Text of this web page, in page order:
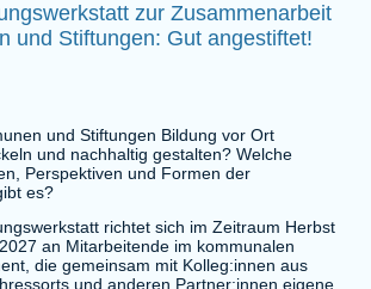
zur Zusammenarbeit
und Stiftungen: Gut angestiftet!
und Stiftungen Bildung vor Ort
und nachhaltig gestalten? Welche
Perspektiven und Formen der
es?
richtet sich im Zeitraum Herbst
an Mitarbeitende im kommunalen
die gemeinsam mit Kolleg:innen aus
und anderen Partner:innen eigene